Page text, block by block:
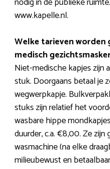
www.kapelle.nl.
Welke tarieven
medisch
Niet-medische kapjes zijn
stuk. Doorgaans betaal je
wegwerpkapje.
stuks zijn relatief het
wasbare hippe
duurder, c.a. €8,00. Ze
wasmachine (na elke
milieubewust en